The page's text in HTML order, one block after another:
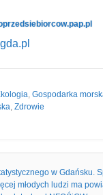
, Gospodarka
, Zdrowie
w Gdańsku.
młodych ludzi ma